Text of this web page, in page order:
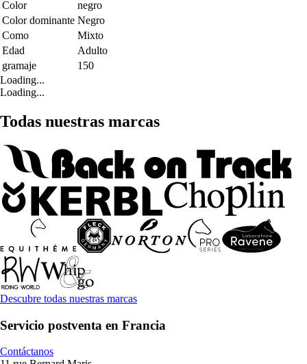
Color
negro
Color dominante Negro
Como
Mixto
Edad
Adulto
gramaje
150
Loading...
Loading...
Todas nuestras marcas
Descubre todas nuestras marcas
Servicio postventa en Francia
Contáctanos